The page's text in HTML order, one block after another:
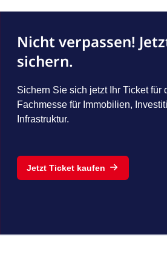
Nicht verpassen!
sichern.
Sichern Sie sich jetzt Ihr Ticket für
Fachmesse für Immobilien,
Infrastruktur.
Jetzt Ticket kaufen